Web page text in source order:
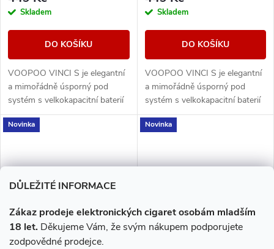
DŮLEŽITÉ INFORMACE
Zákaz prodeje elektronických cigaret osobám mladším
18 let. Děkujeme Vám, že svým nákupem podporujete
zodpovědné prodejce.
Skladem
DO KOŠÍKU
VOOPOO VINCI S je elegantní
a mimořádně úsporný pod
systém s velkokapacitní baterií
2000 mAh, moderním
designem Luminous Palette a
Skladem
DO KOŠÍKU
VOOPOO VINCI S je elegantní
a mimořádně úsporný pod
systém s velkokapacitní baterií
2000 mAh, moderním
designem Luminous Palette a
Novinka Novinka